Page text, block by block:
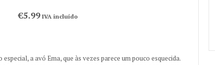
€5.99 IVA incluído
a avó Ema, que às vezes parece um pouco esquecida.